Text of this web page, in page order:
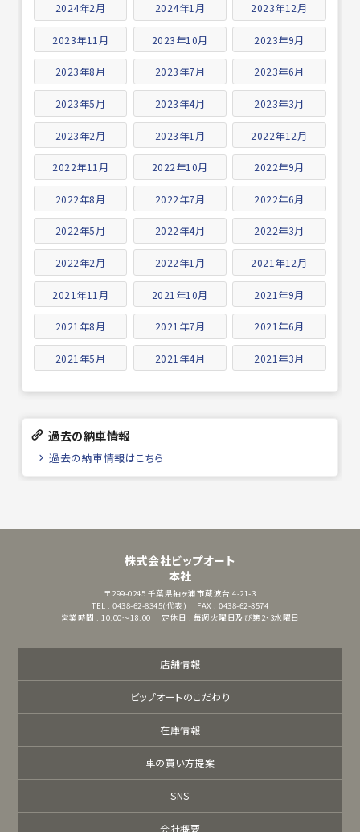
2024年2月 2024年1月 2023年12月
2023年11月 2023年10月 2023年9月
2023年8月 2023年7月 2023年6月
2023年5月 2023年4月 2023年3月
2023年2月 2023年1月 2022年12月
2022年11月 2022年10月 2022年9月
2022年8月 2022年7月 2022年6月
2022年5月 2022年4月 2022年3月
2022年2月 2022年1月 2021年12月
2021年11月 2021年10月 2021年9月
2021年8月 2021年7月 2021年6月
2021年5月 2021年4月 2021年3月
過去の納車情報
過去の納車情報はこちら
株式会社ビップオート
本社
〒299-0245 千葉県袖ヶ浦市蔵波台 4-21-3
TEL : 0438-62-8345(代表)
FAX : 0438-62-8574
営業時間 : 10:00～18:00
定休日 : 毎週火曜日及び第2・3水曜日
店舗情報
ビップオートのこだわり
在庫情報
車の買い方提案
SNS
会社概要